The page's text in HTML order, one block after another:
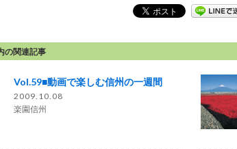
の関連記事
Vol.59■動画で楽しむ信州の一週間
2009.10.08
楽園信州